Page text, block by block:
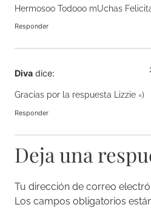
Hermosoo Todooo mUchas
Responder
Diva dice:
Gracias por la respuesta Lizzie =)
Responder
Deja una
Tu dirección de correo
Los campos obligatorios